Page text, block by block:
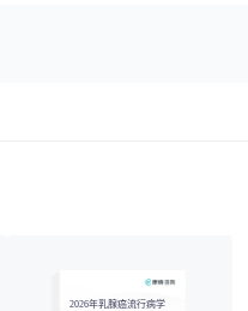
2026年乳腺癌流行病学